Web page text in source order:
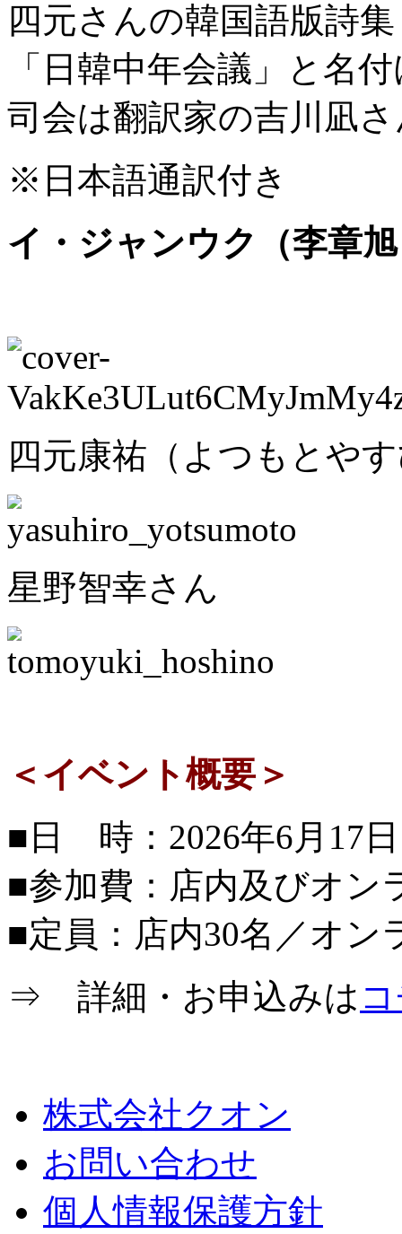
四元さんの韓国語版詩
「日韓中年会議」と名
司会は翻訳家の吉川凪
※日本語通訳付き
イ・ジャンウク（李章
四元康祐（よつもとや
星野智幸さん
＜イベント概要＞
■日 時：2026年6月17日
■参加費：店内及びオン
■定員：店内30名／オン
⇒ 詳細・お申込みは
株式会社クオン
お問い合わせ
個人情報保護方針